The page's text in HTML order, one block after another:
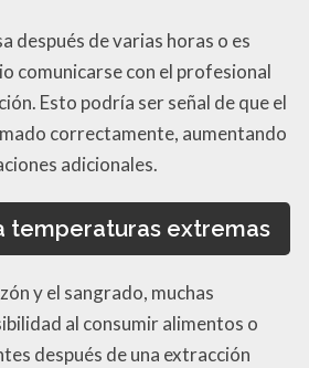
después de varias horas o es
comunicarse con el profesional
Esto podría ser señal de que el
correctamente, aumentando
adicionales.
temperaturas extremas
y el sangrado, muchas
al consumir alimentos o
después de una extracción